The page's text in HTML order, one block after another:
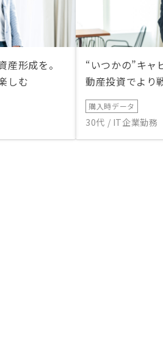
形成を。
しむ
“いつかの”キャ
動産投資でより
購入時データ
30代 / IT企業勤務